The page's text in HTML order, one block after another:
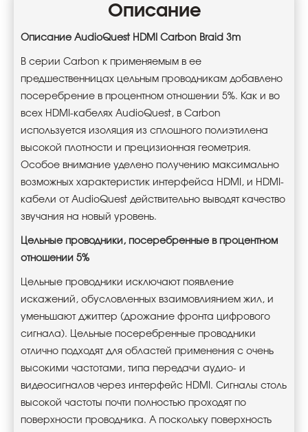
Описание
Описание AudioQuest HDMI Carbon Braid 3m
В серии Carbon к применяемым в ее
предшественницах цельным проводникам добавлено
посеребрение в процентном отношении 5%. Как и во
всех HDMI-кабелях AudioQuest, в Carbon
используется изоляция из сплошного полиэтилена
высокой плотности и прецизионная геометрия.
Особое внимание уделено получению максимально
возможных характеристик интерфейса HDMI, и HDMI-
кабели от AudioQuest действительно выводят качество
звучания на новый уровень.
Цельные проводники, посеребренные в процентном
отношении 5%
Цельные проводники исключают появление
искажений, обусловленных взаимовлиянием жил, и
уменьшают джиттер (дрожание фронта цифрового
сигнала). Цельные посеребренные проводники
отлично подходят для областей применения с очень
высокими частотами, типа передачи аудио- и
видеосигналов через интерфейс HDMI. Сигналы столь
высокой частоты почти полностью проходят по
поверхности проводника. А поскольку поверхность